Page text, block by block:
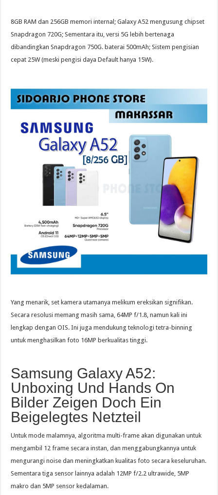
8GB RAM dan 256GB memori internal; Galaxy A52 mengusung chipset
Snapdragon 720G; Sementara itu, versi 5G lebih bertenaga
dibandingkan Snapdragon 750G. baterai 500mAh; Sistem pengisian
cepat 25W (meski pengisi daya Default hanya 15W).
Yang menarik, set kamera utamanya melikum ereksikan signifikan.
Secara resolusi memang masih sama, 64MP f/1.8, namun kali ini
lengkap dengan OIS. Ini juga mendukung teknologi tetra-binning
untuk menghasilkan foto 16MP berkualitas tinggi.
Samsung Galaxy A52:
Unboxing Und Hands On
Bilder Zeigen Doch Ein
Beigelegtes Netzteil
Untuk mode malamnya, algoritma multi-frame akan digunakan untuk
mengambil 12 frame secara instan, dan menggabungkannya untuk
mengurangi noise dan meningkatkan kualitas foto secara keseluruhan.
Sementara tiga sensor lainnya adalah 12MP f/2.2 ultrawide, 5MP
makro dan 5MP sensor kedalaman.